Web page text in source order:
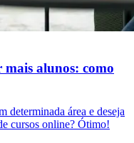
alunos: como
determinada área e deseja
cursos online? Ótimo!